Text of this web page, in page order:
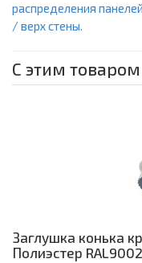
распределения
/ верх стены.
С этим
Заглушка конька
Полиэстер RAL9002